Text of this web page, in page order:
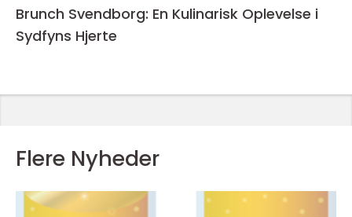
Brunch Svendborg: En Kulinarisk Oplevelse i
Sydfyns Hjerte
Flere Nyheder